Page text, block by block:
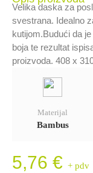
Velika daska za
svestrana. Idealno
kutijom.Budući da
boja te rezultat
proizvoda. 408 x
Materijal
Bambus
5,76 € + pdv